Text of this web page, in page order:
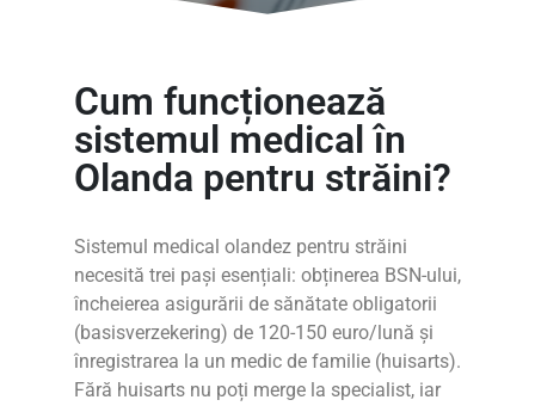
Cum funcționează
sistemul medical în
Olanda pentru străini?
Sistemul medical olandez pentru străini
necesită trei pași esențiali: obținerea BSN-ului,
încheierea asigurării de sănătate obligatorii
(basisverzekering) de 120-150 euro/lună și
înregistrarea la un medic de familie (huisarts).
Fără huisarts nu poți merge la specialist, iar